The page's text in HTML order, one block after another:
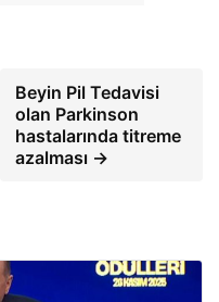
Beyin Pil Tedavisi
olan Parkinson
hastalarında titreme
azalması →